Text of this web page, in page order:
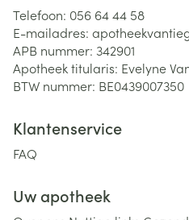
Telefoon: 056 64 44 58
E-mailadres:
APB nummer: 342901
Apotheek titularis: Evelyne
BTW nummer: BE0439007350
Klantenservice
FAQ
Uw apotheek